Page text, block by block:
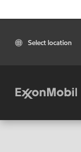
Select location